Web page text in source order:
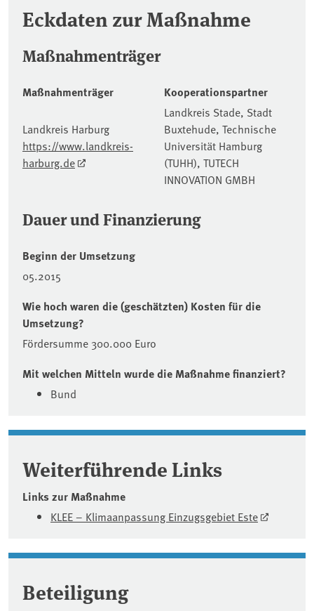
Eckdaten zur Maßnahme
Maßnahmenträger
Maßnahmenträger
Landkreis Harburg
https://www.landkreis-
harburg.de
Kooperationspartner
Landkreis Stade, Stadt
Buxtehude, Technische
Universität Hamburg
(TUHH), TUTECH
INNOVATION GMBH
Dauer und Finanzierung
Beginn der Umsetzung
05.2015
Wie hoch waren die (geschätzten) Kosten für die
Umsetzung?
Fördersumme 300.000 Euro
Mit welchen Mitteln wurde die Maßnahme finanziert?
Bund
Weiterführende Links
Links zur Maßnahme
KLEE – Klimaanpassung Einzugsgebiet Este
Beteiligung